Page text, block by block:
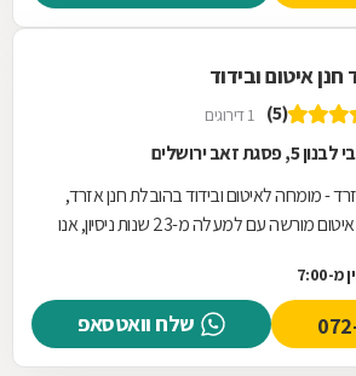
חנן איטום ובידוד
(5) 1 דירוגים
5, פסגת זאב ירושלים
חנן אזרד - מומחה לאיטום ובידוד בהובלת חנן אזרד,
קבלן איטום מורשה עם למעלה מ-23 שנות ניסיון, אנו
מ-7:00
שלח וואטסאפ